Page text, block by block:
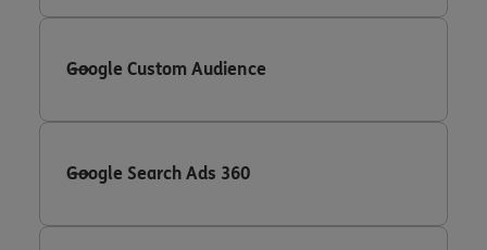
Google Custom Audience
Google Search Ads 360